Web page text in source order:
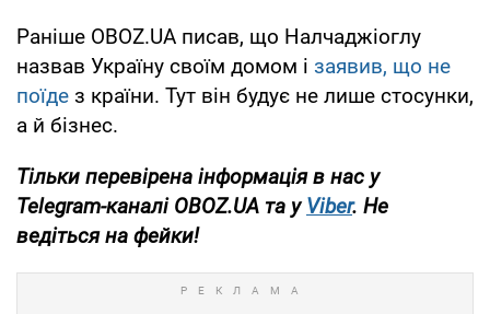
Раніше OBOZ.UA писав, що Налчаджіоглу
назвав Україну своїм домом і заявив, що не
поїде з країни. Тут він будує не лише стосунки,
а й бізнес.
Тільки перевірена інформація в нас у
Telegram-каналі OBOZ.UA та у Viber. Не
ведіться на фейки!